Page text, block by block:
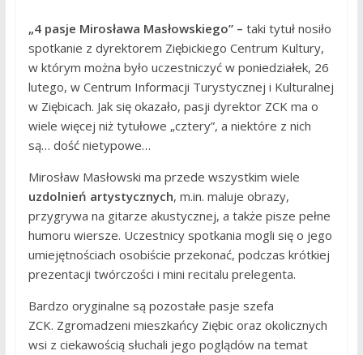
„4 pasje Mirosława Masłowskiego” – taki tytuł nosiło
spotkanie z dyrektorem Ziębickiego Centrum Kultury,
w którym można było uczestniczyć w poniedziałek, 26
lutego, w Centrum Informacji Turystycznej i Kulturalnej
w Ziębicach. Jak się okazało, pasji dyrektor ZCK ma o
wiele więcej niż tytułowe „cztery”, a niektóre z nich
są… dość nietypowe…
Mirosław Masłowski ma przede wszystkim wiele
uzdolnień artystycznych, m.in. maluje obrazy,
przygrywa na gitarze akustycznej, a także pisze pełne
humoru wiersze. Uczestnicy spotkania mogli się o jego
umiejętnościach osobiście przekonać, podczas krótkiej
prezentacji twórczości i mini recitalu prelegenta.
Bardzo oryginalne są pozostałe pasje szefa
ZCK. Zgromadzeni mieszkańcy Ziębic oraz okolicznych
wsi z ciekawością słuchali jego poglądów na temat